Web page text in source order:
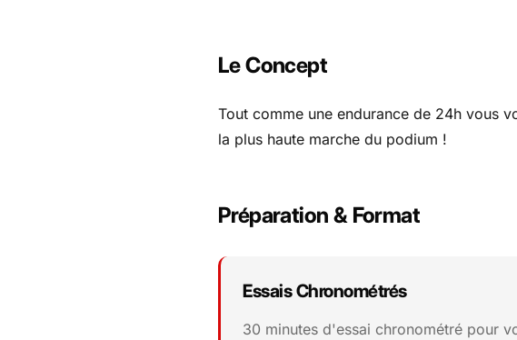
Le Concept
Tout comme une endurance de 24h vous
la plus haute marche du podium !
Préparation & Format
Essais Chronométrés
30 minutes d'essai chronométré pour